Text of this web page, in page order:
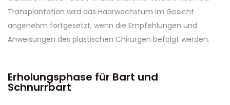
Transplantation wird das Haarwachstum im Gesicht
angenehm fortgesetzt, wenn die Empfehlungen und
Anweisungen des plastischen Chirurgen befolgt werden.
Erholungsphase für Bart und
Schnurrbart